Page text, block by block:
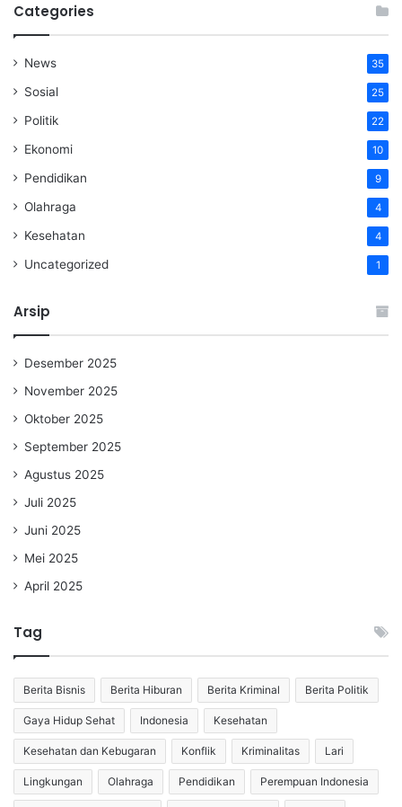
Categories
News 35
Sosial 25
Politik 22
Ekonomi 10
Pendidikan 9
Olahraga 4
Kesehatan 4
Uncategorized 1
Arsip
Desember 2025
November 2025
Oktober 2025
September 2025
Agustus 2025
Juli 2025
Juni 2025
Mei 2025
April 2025
Tag
Berita Bisnis Berita Hiburan Berita Kriminal Berita Politik
Gaya Hidup Sehat Indonesia Kesehatan
Kesehatan dan Kebugaran Konflik Kriminalitas Lari
Lingkungan Olahraga Pendidikan Perempuan Indonesia